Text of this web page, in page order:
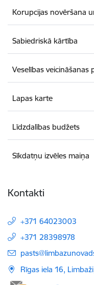
Korupcijas novēršana
Sabiedriskā kārtība
Veselības veicināšanas
Lapas karte
Līdzdalības budžets
Sīkdatņu izvēles maiņa
Kontakti
+371 64023003
+371 28398978
E-pasts:
Rīgas iela 16,